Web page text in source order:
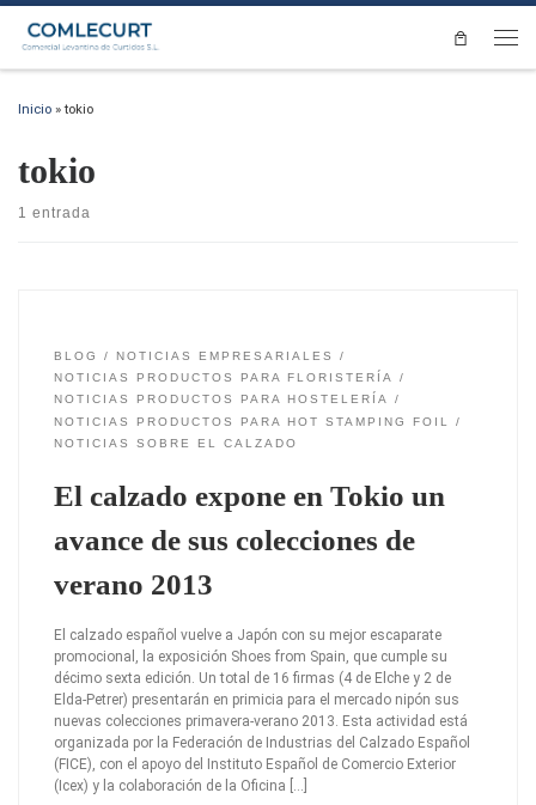
Saltar al contenido
Inicio » tokio
tokio
1 entrada
BLOG
NOTICIAS EMPRESARIALES
NOTICIAS PRODUCTOS PARA FLORISTERÍA
NOTICIAS PRODUCTOS PARA HOSTELERÍA
NOTICIAS PRODUCTOS PARA HOT STAMPING FOIL
NOTICIAS SOBRE EL CALZADO
El calzado expone en Tokio un
avance de sus colecciones de
verano 2013
El calzado español vuelve a Japón con su mejor escaparate
promocional, la exposición Shoes from Spain, que cumple su
décimo sexta edición. Un total de 16 firmas (4 de Elche y 2 de
Elda-Petrer) presentarán en primicia para el mercado nipón sus
nuevas colecciones primavera-verano 2013. Esta actividad está
organizada por la Federación de Industrias del Calzado Español
(FICE), con el apoyo del Instituto Español de Comercio Exterior
(Icex) y la colaboración de la Oficina […]